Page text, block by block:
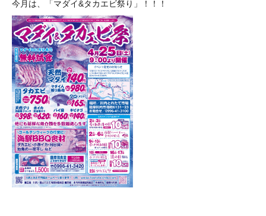
今月は、「マダイ&タカエビ祭り」！！！